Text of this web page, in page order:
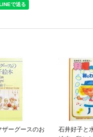
ザーグースのお
石井好子と